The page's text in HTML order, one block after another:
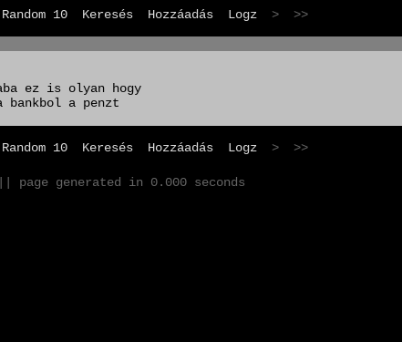
Random 10 Keresés Hozzáadás Logz > >>
ez is olyan hogy
bankbol a penzt
Random 10 Keresés Hozzáadás Logz > >>
generated in 0.000 seconds